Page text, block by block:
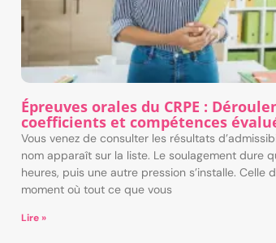
Épreuves orales du CRPE :
coefficients et compétences
Vous venez de consulter les résultats
nom apparaît sur la liste. Le soulagement dure
heures, puis une autre pression s’installe. Celle
moment où tout ce que vous
Lire »